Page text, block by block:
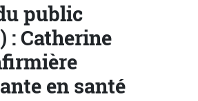
public
: Catherine
en santé